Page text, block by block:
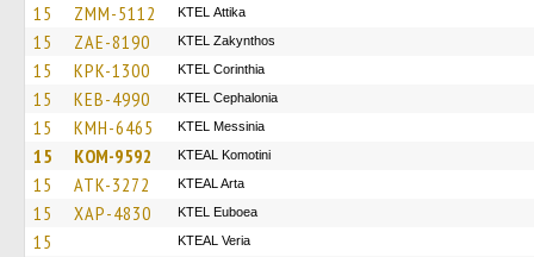
15 ZMM-5112 KΤΕL Αttika
15 ZAE-8190 KTEL Zakynthos
15 KPK-1300 KTEL Corinthia
15 KEB-4990 KTEL Cephalonia
15 KMH-6465 KTEL Messinia
15 KOM-9592 KTEAL Komotini
15 ATK-3272 KTEAL Arta
15 XAP-4830 ΚΤΕL Euboea
15 KTEAL Veria